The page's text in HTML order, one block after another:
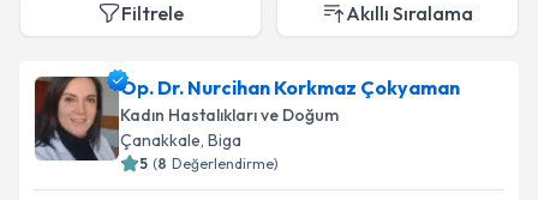
Filtrele Akıllı Sıralama
Op. Dr. Nurcihan Korkmaz Çokyaman
Kadın Hastalıkları ve Doğum
Çanakkale, Biga
5 (8 Değerlendirme)